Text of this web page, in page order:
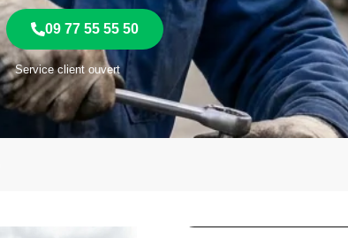
09 77 55 55 50
Service client ouvert